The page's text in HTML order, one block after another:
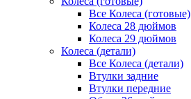
Все Колеса (готовые)
Колеса 28 дюймов
Колеса 29 дюймов
Колеса (детали)
Все Колеса (детали)
Втулки задние
Втулки передние